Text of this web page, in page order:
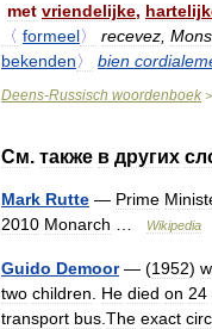
met vriendelijke,
〈 formeel〉 recevez
bekenden〉 bien
Deens-Russisch woordenboek >
См. также в других
Mark Rutte — Prime
2010 Monarch Wikipedia
Guido Demoor— (1952)
two children He died on 24
transport bus The exact